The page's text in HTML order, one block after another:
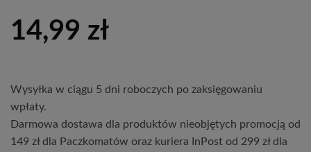
14,99 zł
Wysyłka w ciągu 5 dni roboczych po zaksięgowaniu
wpłaty.
Darmowa dostawa dla produktów nieobjętych promocją od
149 zł dla Paczkomatów oraz kuriera InPost od 299 zł dla